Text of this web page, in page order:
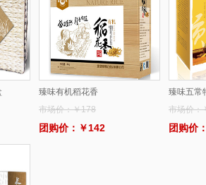
臻味有机稻花香
市场价：￥178
团购价：￥142
臻味五常
市场价：
团购价